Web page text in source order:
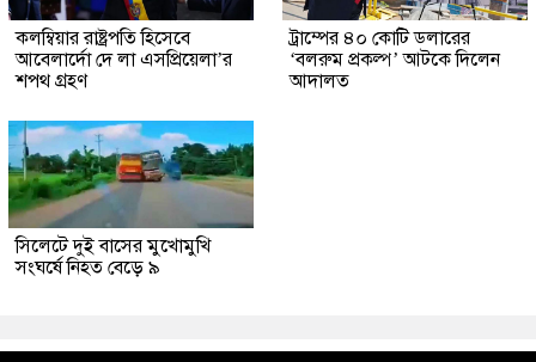
কলম্বিয়ার রাষ্ট্রপতি হিসেবে
আবেলার্দো দে লা এসপ্রিয়েলা’র
শপথ গ্রহণ
ট্রাম্পের ৪০ কোটি ডলারের
‘বলরুম প্রকল্প’ আটকে দিলেন
আদালত
সিলেটে দুই বাসের মুখোমুখি
সংঘর্ষে নিহত বেড়ে ৯